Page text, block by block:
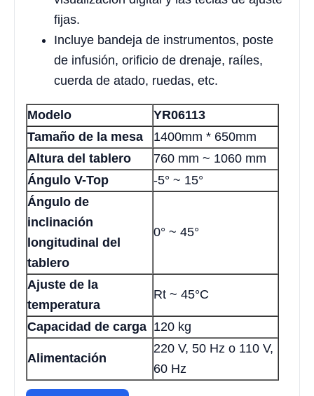
fijas.
Incluye bandeja de instrumentos, poste
de infusión, orificio de drenaje, raíles,
cuerda de atado, ruedas, etc.
Modelo
YR06113
Tamaño de la mesa
1400mm * 650mm
Altura del tablero
760 mm ~ 1060 mm
Ángulo V-Top
-5° ~ 15°
Ángulo de
inclinación
longitudinal del
tablero
0° ~ 45°
Ajuste de la
temperatura
Rt ~ 45°C
Capacidad de carga 120 kg
Alimentación
220 V, 50 Hz o 110 V,
60 Hz